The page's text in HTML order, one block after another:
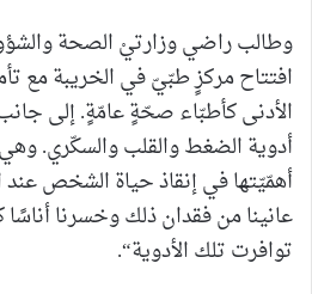
وطالب راضي وزارتيْ الصحة
افتتاح مركزٍ طبّيّ في الخريبة مع
الأدنى كأطبّاء صحّةٍ عامّةٍ. إلى جانب
أدوية الضغط والقلب والسكّري.
أهمّيّتها في إنقاذ حياة الشخص عند
عانينا من فقدان ذلك وخسرنا أناسًا
توافرت تلك الأدوية“.